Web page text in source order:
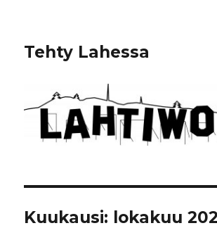
Tehty Lahessa
Kuukausi: lokakuu